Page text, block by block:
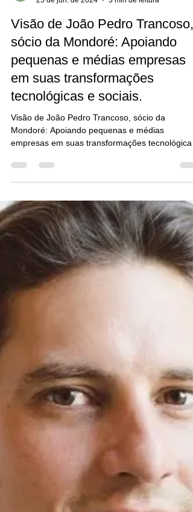
25 de jun. de 2024
3 min de leitura
Visão de João Pedro Trancoso,
sócio da Mondoré: Apoiando
pequenas e médias empresas
em suas transformações
tecnológicas e sociais.
Visão de João Pedro Trancoso, sócio da
empresas em suas transformações tecnológicas